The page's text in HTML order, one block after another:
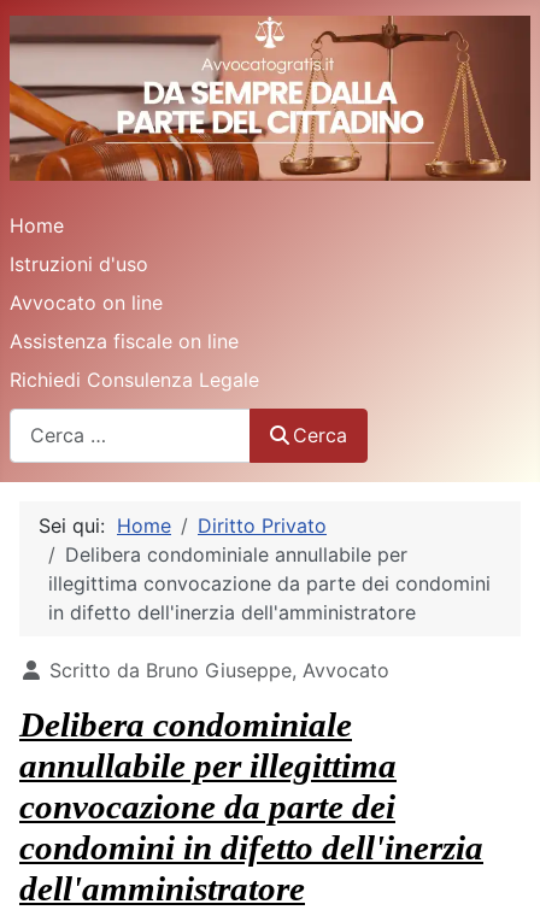
Home
Istruzioni d'uso
Avvocato on line
Assistenza fiscale on line
Richiedi Consulenza Legale
Cerca
Sei qui: Home
Diritto Privato
Delibera condominiale annullabile per
illegittima convocazione da parte dei condomini
in difetto dell'inerzia dell'amministratore
Dettagli
Scritto da Bruno Giuseppe, Avvocato
Delibera condominiale
annullabile per illegittima
convocazione da parte dei
condomini in difetto dell'inerzia
dell'amministratore